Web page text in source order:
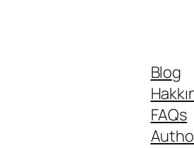
Blog
FAQs